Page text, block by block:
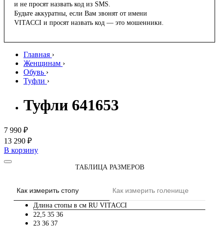
и не просят назвать код из SMS.
Будьте аккуратны, если Вам звонят от имени
VITACCI и просят назвать код — это мошенники.
Главная ›
Женщинам ›
Обувь ›
Туфли ›
Туфли 641653
7 990 ₽
13 290 ₽
В корзину
ТАБЛИЦА РАЗМЕРОВ
Как измерить стопу Как измерить голенище
Длина стопы в см RU VITACCI
22,5 35 36
23 36 37